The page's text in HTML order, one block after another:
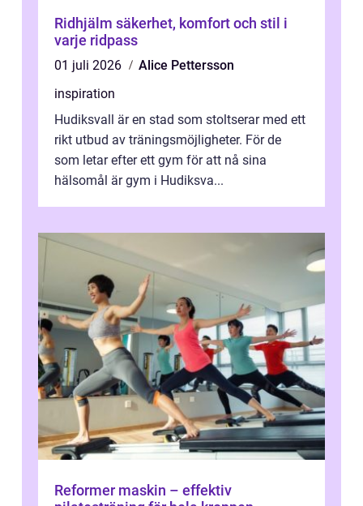
Ridhjälm säkerhet, komfort och stil i
varje ridpass
01 juli 2026
Alice Pettersson
inspiration
Hudiksvall är en stad som stoltserar med ett
rikt utbud av träningsmöjligheter. För de
som letar efter ett gym för att nå sina
hälsomål är gym i Hudiksva...
Reformer maskin – effektiv